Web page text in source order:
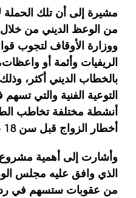
مشيرة إلى أن تلك
من الوعظ الديني من خلال
ووزارة الأوقاف لتجوب
الريفيات وأئمة أو
بالخطاب الديني أكثر،
التوعية الفنية والتي
أنشطة مختلفة تخاطب
أخطار الزواج قبل سن 18 عاما.
وأشارت إلى أهمية مشروع
الذي وافق عليه مجلس
من عقوبات ستسهم في